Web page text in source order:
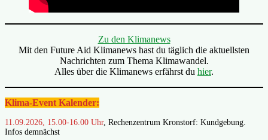
Zu den Klimanews
Mit den Future Aid Klimanews hast du täglich die aktuellsten
Nachrichten zum Thema Klimawandel.
Alles über die Klimanews erfährst du hier.
Klima-Event Kalender:
11.09.2026, 15.00-16.00 Uhr, Rechenzentrum Kronstorf: Kundgebung.
Infos demnächst